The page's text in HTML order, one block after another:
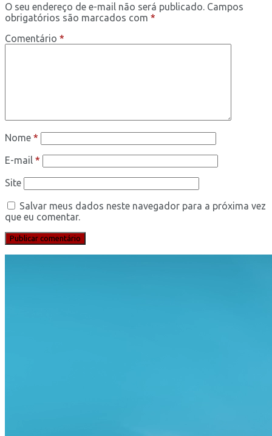
O seu endereço de e-mail não será publicado. Campos
obrigatórios são marcados com *
Comentário *
Nome *
E-mail *
Site
Salvar meus dados neste navegador para a próxima vez
que eu comentar.